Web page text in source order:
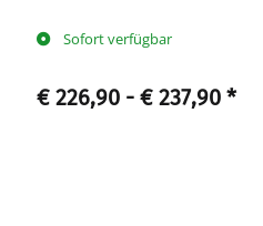
Sofort verfügbar
€ 226,90 - € 237,90 *